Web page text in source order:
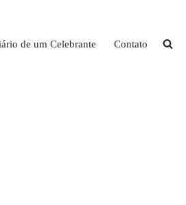
de um Celebrante Contato